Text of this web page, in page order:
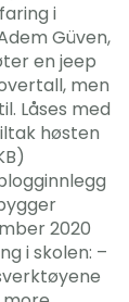
i
Güven,
en jeep
men
Låses med
høsten
2020
i skolen: –